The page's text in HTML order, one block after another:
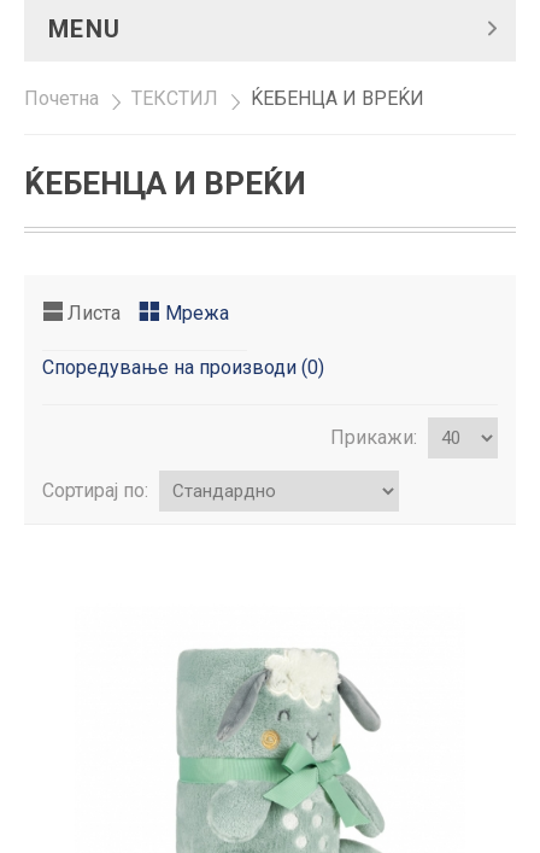
MENU
Почетна » ТЕКСТИЛ » ЌЕБЕНЦА И ВРЕЌИ
ЌЕБЕНЦА И ВРЕЌИ
Листа Мрежа
Споредување на производи (0)
Прикажи:
Сортирај по: